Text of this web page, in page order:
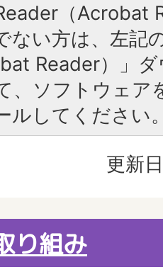
（Acrobat
ない方は、左記
Reader）」
、ソフトウェア
ルしてください
更新
り組み